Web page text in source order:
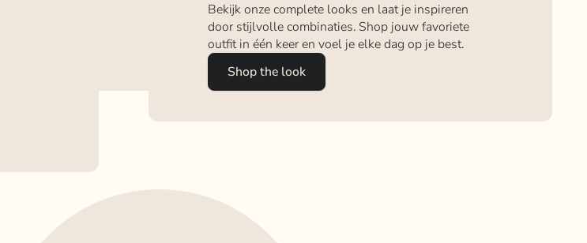
Bekijk onze complete looks en laat je inspireren
door stijlvolle combinaties. Shop jouw favoriete
outfit in één keer en voel je elke dag op je best.
Shop the look